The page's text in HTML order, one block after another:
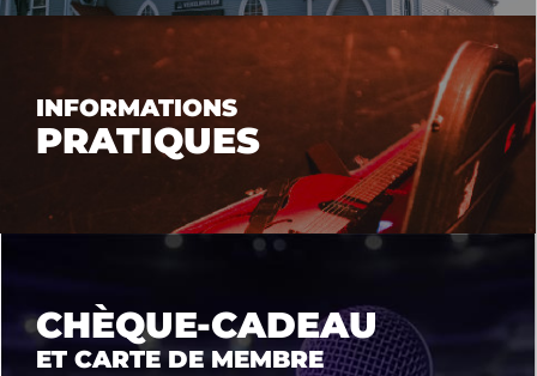
INFORMATIONS
PRATIQUES
CHÈQUE-CADEAU
ET CARTE DE MEMBRE